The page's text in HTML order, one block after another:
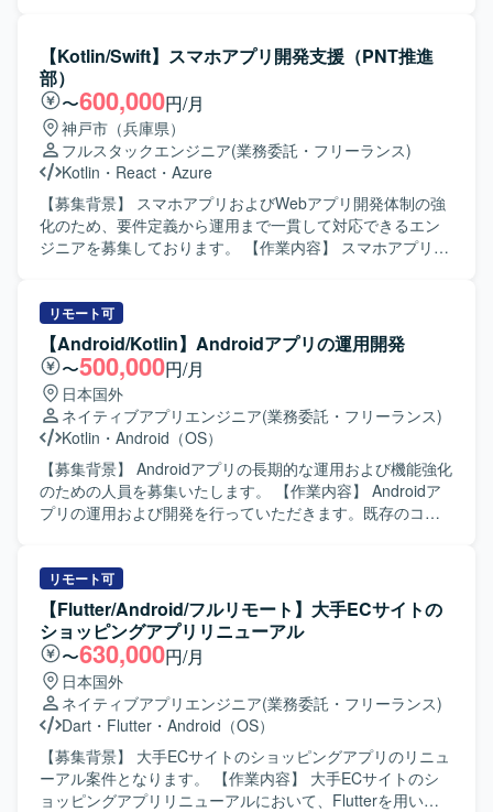
しいです。 【ポジションの魅力】 WebとAndroidネイティ
ブ双方の開発に携わることで、フルスタック寄りのスキル
を身につけることができます。自治体やヘルスケア領域な
ど社会貢献性の高いプロダクトに関わりながら、設計から
運用まで一連の開発プロセスを経験できる環境です。 【開
発環境】 Kotlinを中心としたAndroidネイティブアプリ開発
に加え、PHP／Node.jsによるバックエンド開発、MySQL／
PostgreSQLなどのRDBを用いたシステム構成です。Gitを用
いたチーム開発を行い、Firebaseや各種クラウドサービス
と連携したアプリケーション開発を実施しています。
担当していただきます。また、チームメンバーや他チーム
と連携しながら、仕様調整やレビュー対応も行っていただ
きます。 【求める人物像】 チーム開発を前提に円滑なコミ
ュニケーションが取れ、自ら課題を発見し改善提案ができ
る方を求めています。既存の設計やテスト方針を尊重しつ
つ、より良いアーキテクチャや開発プロセスを意識して取
り組める方が望ましいです。 【ポジションの魅力】 コンシ
ューマ向け婚活アプリの開発に携わることで、多くのユー
ザーに影響力のあるサービス開発経験を積むことができま
す。既存プロダクトのエンハンス開発を通じて、アーキテ
けネイティブアプリ開発環境にて、Kotlin/JavaおよびGitを
用いたチーム開発を行います。アーキテクチャはClean
Architectureを意識した構成となっている想定です。
【Kotlin/Swift】スマホアプリ開発支援（PNT推進
部）
〜600,000円/月
神戸市（兵庫県）
フルスタックエンジニア(業務委託・フリーランス)
Kotlin ・ React ・ Azure
【募集背景】 スマホアプリおよびWebアプリ開発体制の強
化のため、要件定義から運用まで一貫して対応できるエン
ジニアを募集しております。 【作業内容】 スマホアプリ
後の運用まで一連の工程をご担当いただきます。フルスタ
ックに対応しつつ、バイブコーディングやAI駆動開発を活
用しながら、主体的に開発を推進していただきます。 【求
める人物像】 モバイルアプリとWebアプリの両方に興味を
持ち、自ら学びながら新しい開発手法を取り入れていける
方を求めております。関係者とのコミュニケーションを大
切にし、お客様との対話を通じて要件を整理しながら開発
を進められる方が望ましいです。 【ポジションの魅力】 モ
バイルアプリとWebアプリを横断しつつ、フルスタックに
開発経験を積むことができます。AI駆動開発やバイブコー
幅広いスキルを身につけられます。 【開発環境】
Android（Kotlin）、iOS（Swift）、Webアプリ（React,
Node.js）、クラウド環境（Azure）、CI/CD環境などを組み
合わせたモダンな開発環境を予定しております。
リモート可
【Android/Kotlin】Androidアプリの運用開発
〜500,000円/月
日本国外
ネイティブアプリエンジニア(業務委託・フリーランス)
Kotlin ・ Android（OS）
【募集背景】 Androidアプリの長期的な運用および機能強化
のための人員を募集いたします。 【作業内容】 Androidア
プリの運用および開発を行っていただきます。既存のコー
る方を求めております。協調性を持ち、円滑なコミュニケ
ーションができる方を歓迎いたします。既存のコードに対
して主体的に改善提案ができる方にご活躍いただけます。
【ポジションの魅力】 長期的な運用と開発を通じて、
Androidアプリケーションの改善サイクルを継続的に経験で
きる環境です。既存コードの改善提案を行うことで、設計
や品質向上に深く関わることができます。 【開発環境】
Androidアプリケーション開発環境にて、MVVMアーキテク
チャに沿った開発を行います。
リモート可
【Flutter/Android/フルリモート】大手ECサイトの
ショッピングアプリリニューアル
〜630,000円/月
日本国外
ネイティブアプリエンジニア(業務委託・フリーランス)
Dart ・ Flutter ・ Android（OS）
【募集背景】 大手ECサイトのショッピングアプリのリニュ
ーアル案件となります。 【作業内容】 大手ECサイトのシ
ョッピングアプリリニューアルにおいて、Flutterを用いた